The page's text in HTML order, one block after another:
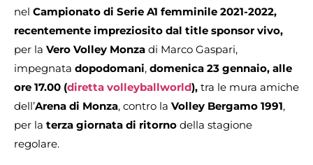
nel Campionato di Serie A1 femminile 2021-2022,
recentemente impreziosito dal title sponsor vivo,
per la Vero Volley Monza di Marco Gaspari,
impegnata dopodomani, domenica 23 gennaio, alle
ore 17.00 (diretta volleyballworld), tra le mura amiche
dell’Arena di Monza, contro la Volley Bergamo 1991,
per la terza giornata di ritorno della stagione
regolare.